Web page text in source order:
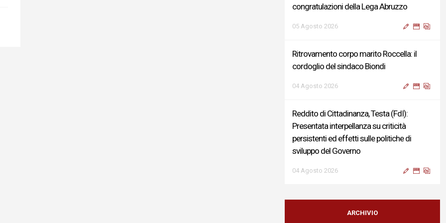
congratulazioni della Lega Abruzzo
05 Agosto 2026
Ritrovamento corpo marito Roccella: il
cordoglio del sindaco Biondi
04 Agosto 2026
Reddito di Cittadinanza, Testa (FdI):
Presentata interpellanza su criticità
persistenti ed effetti sulle politiche di
sviluppo del Governo
04 Agosto 2026
Sigismondi, Liris e Testa: “Profondo
cordoglio e vicinanza al Ministro Roccella e
ARCHIVIO